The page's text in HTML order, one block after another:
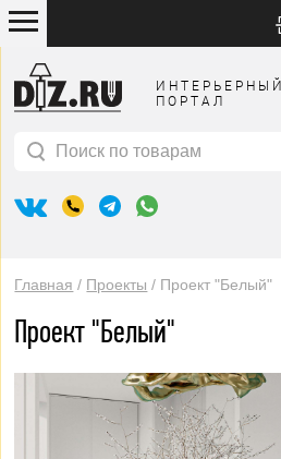
ИНТЕРЬЕРНЫЙ
ПОРТАЛ
Поиск по товарам
Главная / Проекты / Проект "Белый"
Проект "Белый"